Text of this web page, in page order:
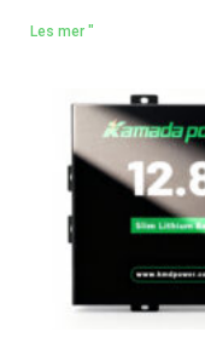
Les mer "